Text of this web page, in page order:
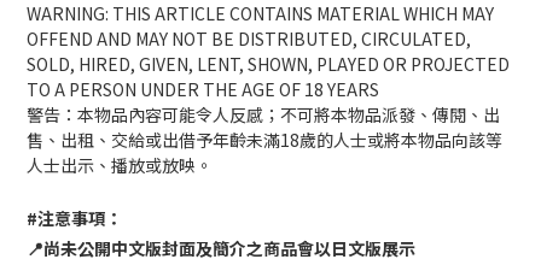
WARNING: THIS ARTICLE CONTAINS MATERIAL WHICH MAY
OFFEND AND MAY NOT BE DISTRIBUTED, CIRCULATED,
SOLD, HIRED, GIVEN, LENT, SHOWN, PLAYED OR PROJECTED
TO A PERSON UNDER THE AGE OF 18 YEARS
警告：本物品內容可能令人反感；不可將本物品派發、傳閱、出
售、出租、交給或出借予年齡未滿18歲的人士或將本物品向該等
人士出示、播放或放映。
#注意事項：
📍尚未公開中文版封面及簡介之商品會以日文版展示